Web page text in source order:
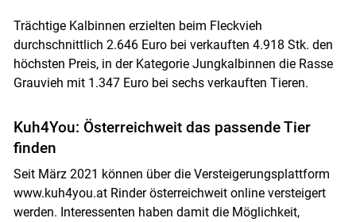
Trächtige Kalbinnen erzielten beim Fleckvieh
durchschnittlich 2.646 Euro bei verkauften 4.918 Stk. den
höchsten Preis, in der Kategorie Jungkalbinnen die Rasse
Grauvieh mit 1.347 Euro bei sechs verkauften Tieren.
Kuh4You: Österreichweit das passende Tier
finden
Seit März 2021 können über die Versteigerungsplattform
www.kuh4you.at Rinder österreichweit online versteigert
werden. Interessenten haben damit die Möglichkeit,